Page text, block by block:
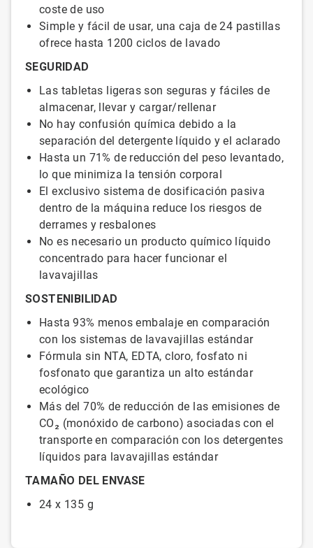
coste de uso
Simple y fácil de usar, una caja de 24 pastillas
ofrece hasta 1200 ciclos de lavado
SEGURIDAD
Las tabletas ligeras son seguras y fáciles de
almacenar, llevar y cargar/rellenar
No hay confusión química debido a la
separación del detergente líquido y el aclarado
Hasta un 71% de reducción del peso levantado,
lo que minimiza la tensión corporal
El exclusivo sistema de dosificación pasiva
dentro de la máquina reduce los riesgos de
derrames y resbalones
No es necesario un producto químico líquido
concentrado para hacer funcionar el
lavavajillas
SOSTENIBILIDAD
Hasta 93% menos embalaje en comparación
con los sistemas de lavavajillas estándar
Fórmula sin NTA, EDTA, cloro, fosfato ni
fosfonato que garantiza un alto estándar
ecológico
Más del 70% de reducción de las emisiones de
CO₂ (monóxido de carbono) asociadas con el
transporte en comparación con los detergentes
líquidos para lavavajillas estándar
TAMAÑO DEL ENVASE
24 x 135 g